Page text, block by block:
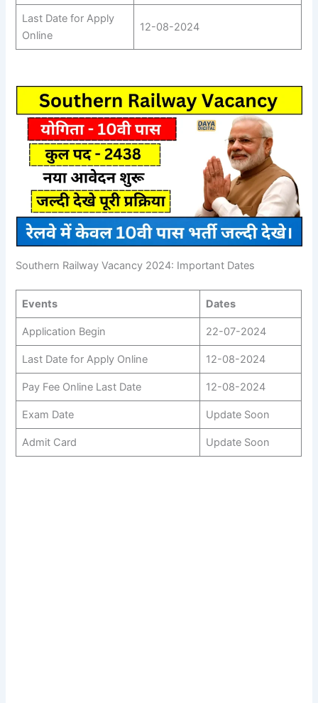
Last Date for Apply
Online
12-08-2024
Southern Railway Vacancy 2024: Important Dates
Events Dates
Application Begin 22-07-2024
Last Date for Apply Online 12-08-2024
Pay Fee Online Last Date 12-08-2024
Exam Date Update Soon
Admit Card Update Soon